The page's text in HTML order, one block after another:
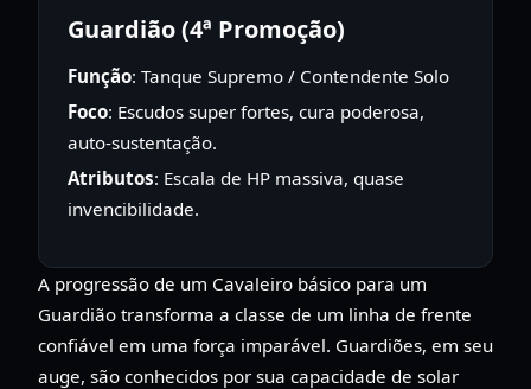
Guardião (4ª Promoção)
Função: Tanque Supremo / Contendente Solo
Foco: Escudos super fortes, cura poderosa,
auto-sustentação.
Atributos: Escala de HP massiva, quase
invencibilidade.
A progressão de um Cavaleiro básico para um
Guardião transforma a classe de um linha de frente
confiável em uma força imparável. Guardiões, em seu
auge, são conhecidos por sua capacidade de solar